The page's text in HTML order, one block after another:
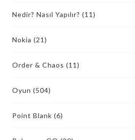
Nedir? Nasıl Yapılır? (11)
Nokia (21)
Order & Chaos (11)
Oyun (504)
Point Blank (6)